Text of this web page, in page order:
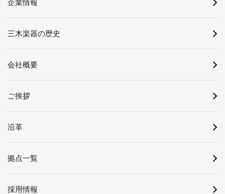
企業情報
三木楽器の歴史
会社概要
ご挨拶
沿革
拠点一覧
採用情報